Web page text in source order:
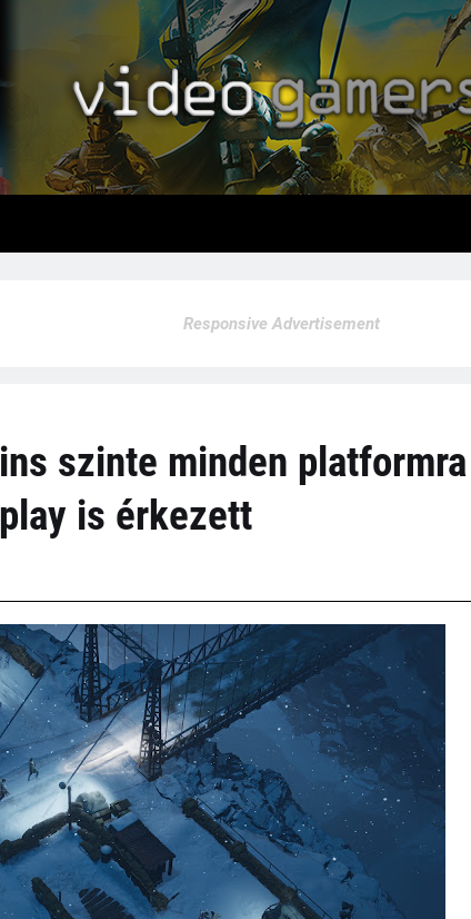
Responsive Advertisement
szinte minden platformra
is érkezett